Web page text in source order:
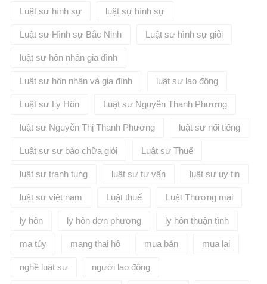
Luật sư hình sự luật sự hình sự
Luật sư Hình sự Bắc Ninh Luật sư hình sự giỏi
luật sư hôn nhân gia đình
Luật sư hôn nhân và gia đình luật sư lao động
Luật sư Ly Hôn Luật sư Nguyễn Thanh Phương
luật sư Nguyễn Thị Thanh Phương luật sư nổi tiếng
Luật sư sư bào chữa giỏi Luật sư Thuế
luật sư tranh tụng luật sư tư vấn luật sư uy tin
luật sư việt nam Luật thuế Luật Thương mại
ly hôn ly hôn đơn phương ly hôn thuận tình
ma túy mang thai hộ mua bán mua lại
nghề luật sư người lao động